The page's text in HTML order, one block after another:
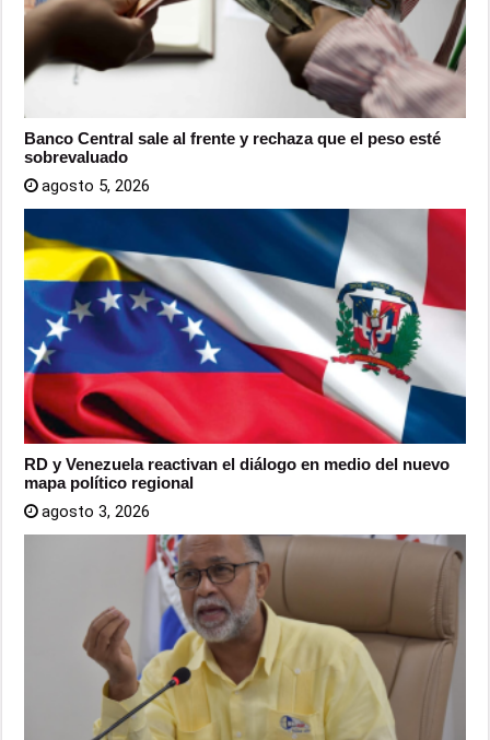
Banco Central sale al frente y rechaza que el peso esté
sobrevaluado
agosto 5, 2026
RD y Venezuela reactivan el diálogo en medio del nuevo
mapa político regional
agosto 3, 2026